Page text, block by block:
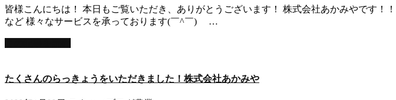
皆様こんにちは！ 本日もご覧いただき、ありがとうございます！ 株式会社あかみやです
など 様々なサービスを承っております(￣^￣)ゞ …
たくさんのらっきょうをいただきました！株式会社あかみや